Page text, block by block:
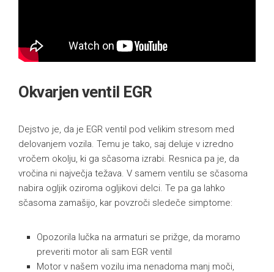
Okvarjen ventil EGR
Dejstvo je, da je EGR ventil pod velikim stresom med
delovanjem vozila. Temu je tako, saj deluje v izredno
vročem okolju, ki ga sčasoma izrabi. Resnica pa je, da
vročina ni največja težava. V samem ventilu se sčasoma
nabira ogljik oziroma ogljikovi delci. Te pa ga lahko
sčasoma zamašijo, kar povzroči sledeče simptome:
Opozorila lučka na armaturi se prižge, da moramo
preveriti motor ali sam EGR ventil
Motor v našem vozilu ima nenadoma manj moči,